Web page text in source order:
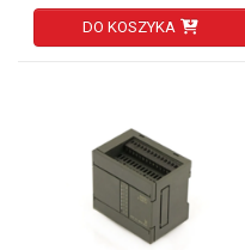
DO KOSZYKA